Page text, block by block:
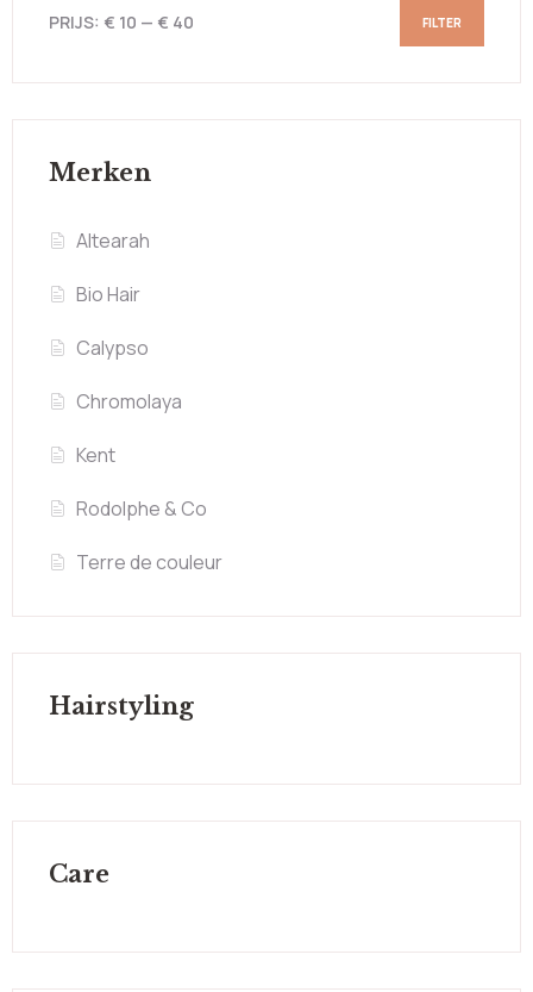
FILTER
PRIJS: € 10 — € 40
Merken
Altearah
Bio Hair
Calypso
Chromolaya
Kent
Rodolphe & Co
Terre de couleur
Hairstyling
Care